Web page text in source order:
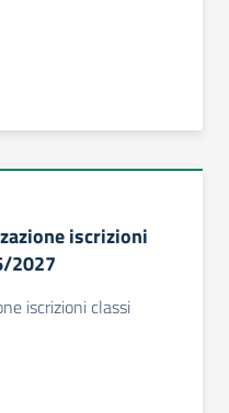
iscrizioni
2027
iscrizioni classi